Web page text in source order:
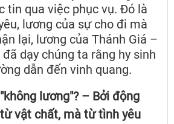
tin qua việc phục vụ. Đó là
lương của sự cho đi mà
lại, lương của Thánh Giá –
dạy chúng ta rằng hy sinh
dẫn đến vinh quang.
lương"? – Bởi động
vật chất, mà từ tình yêu